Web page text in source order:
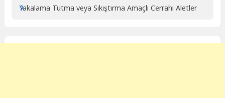
Yakalama Tutma veya Sıkıştırma Amaçlı Cerrahi Aletler